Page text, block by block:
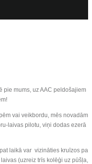
pie mums, uz AAC peldošajiem
vai veikbordu, mēs novadām
laivas pilotu, viņi dodas ezerā
laikā var vizināties kruīzos pa
(uzreiz trīs kolēģi uz pūšļa,